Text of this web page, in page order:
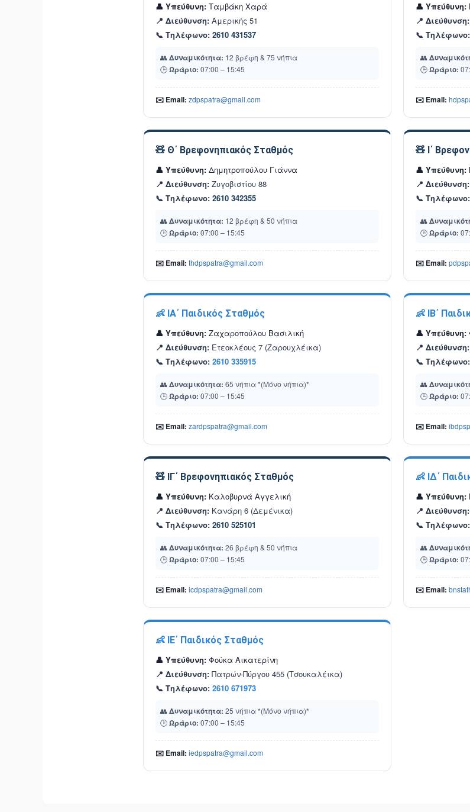
👤 Υπεύθυνη: Ταμβάκη Χαρά
📍 Διεύθυνση: Αμερικής 51
📞 Τηλέφωνο: 2610 431537
👥Δυναμικότητα: 12 βρέφη & 75 νήπια
🕒Ωράριο: 07:00 – 15:45
✉️ Email: zdpspatra@gmail.com
👤 Υπεύθυνη:
📍 Διεύθυνση:
📞 Τηλέφωνο:
👥
🕒Ωράριο:
✉️ Email:
🧸 Θ΄ Βρεφονηπιακός Σταθμός
👤 Υπεύθυνη: Δημητροπούλου Γιάννα
📍 Διεύθυνση: Ζυγοβιστίου 88
📞 Τηλέφωνο: 2610 342355
👥Δυναμικότητα: 12 βρέφη & 50 νήπια
🕒Ωράριο: 07:00 – 15:45
✉️ Email: thdpspatra@gmail.com
🧸 Ι΄
👤 Υπεύθυνη:
📍 Διεύθυνση:
📞 Τηλέφωνο:
👥
🕒Ωράριο:
✉️ Email:
👶 ΙΑ΄ Παιδικός Σταθμός
👤 Υπεύθυνη: Ζαχαροπούλου Βασιλική
📍 Διεύθυνση: Ετεοκλέους 7 (Ζαρουχλέικα)
📞 Τηλέφωνο: 2610 335915
👥Δυναμικότητα: 65 νήπια *(Μόνο νήπια)*
🕒Ωράριο: 07:00 – 15:45
✉️ Email: zardpspatra@gmail.com
👶 ΙΒ΄
👤 Υπεύθυνη:
📍 Διεύθυνση:
📞 Τηλέφωνο:
👥
🕒Ωράριο:
✉️ Email:
🧸 ΙΓ΄ Βρεφονηπιακός Σταθμός
👤 Υπεύθυνη: Καλοβυρνά Αγγελική
📍 Διεύθυνση: Κανάρη 6 (Δεμένικα)
📞 Τηλέφωνο: 2610 525101
👥Δυναμικότητα: 26 βρέφη & 50 νήπια
🕒Ωράριο: 07:00 – 15:45
✉️ Email: icdpspatra@gmail.com
👶 ΙΔ΄
👤 Υπεύθυνη:
📍 Διεύθυνση:
📞 Τηλέφωνο:
👥
🕒Ωράριο:
✉️ Email:
👶 ΙΕ΄ Παιδικός Σταθμός
👤 Υπεύθυνη: Φούκα Αικατερίνη
📍 Διεύθυνση: Πατρών-Πύργου 455 (Τσουκαλέικα)
📞 Τηλέφωνο: 2610 671973
👥Δυναμικότητα: 25 νήπια *(Μόνο νήπια)*
🕒Ωράριο: 07:00 – 15:45
✉️ Email: iedpspatra@gmail.com